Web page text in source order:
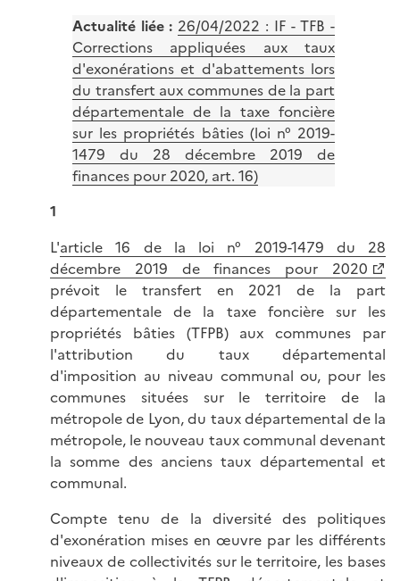
Actualité liée : 26/04/2022 : IF - TFB -
Corrections appliquées aux taux
d'exonérations et d'abattements lors
du transfert aux communes de la part
départementale de la taxe foncière
sur les propriétés bâties (loi n° 2019-
1479 du 28 décembre 2019 de
finances pour 2020, art. 16)
1
L'article 16 de la loi n° 2019-1479 du 28
décembre 2019 de finances pour 2020
prévoit le transfert en 2021 de la part
départementale de la taxe foncière sur les
propriétés bâties (TFPB) aux communes par
l'attribution du taux départemental
d'imposition au niveau communal ou, pour les
communes situées sur le territoire de la
métropole de Lyon, du taux départemental de la
métropole, le nouveau taux communal devenant
la somme des anciens taux départemental et
communal.
Compte tenu de la diversité des politiques
d'exonération mises en œuvre par les différents
niveaux de collectivités sur le territoire, les bases